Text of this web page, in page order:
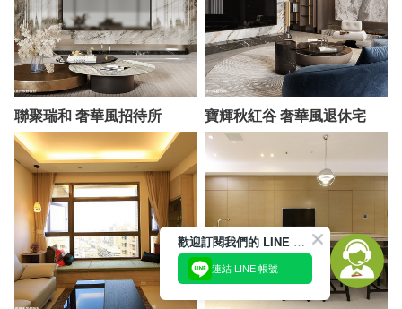
聯聚瑞和 奢華風招待所 寶輝秋紅谷 奢華風退休宅
歡迎訂閱我們的 LINE 官方帳號
連結 LINE 帳號